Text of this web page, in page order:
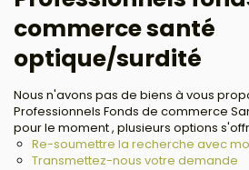
commerce santé
optique/surdité
Nous n'avons pas de biens à vous
Professionnels Fonds de commerce
pour le moment , plusieurs options
Re-soumettre la recherche avec
Transmettez-nous votre demande